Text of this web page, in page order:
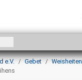
e.V.
Gebet
Weisheiten